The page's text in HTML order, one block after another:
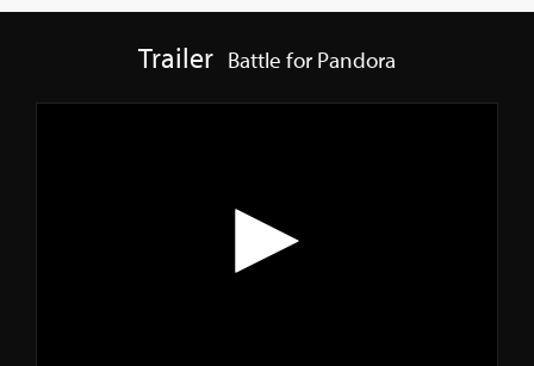
Trailer Battle for Pandora